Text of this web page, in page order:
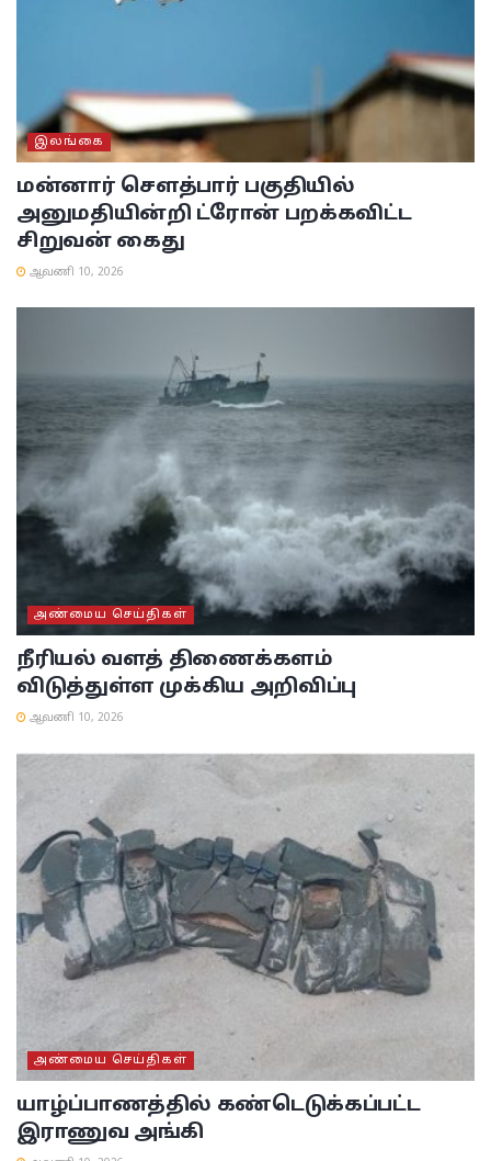
இலங்கை
மன்னார் சௌத்பார் பகுதியில்
அனுமதியின்றி ட்ரோன் பறக்கவிட்ட
சிறுவன் கைது
ஆவணி 10, 2026
அண்மைய செய்திகள்
நீரியல் வளத் திணைக்களம்
விடுத்துள்ள முக்கிய அறிவிப்பு
ஆவணி 10, 2026
அண்மைய செய்திகள்
யாழ்ப்பாணத்தில் கண்டெடுக்கப்பட்ட
இராணுவ அங்கி